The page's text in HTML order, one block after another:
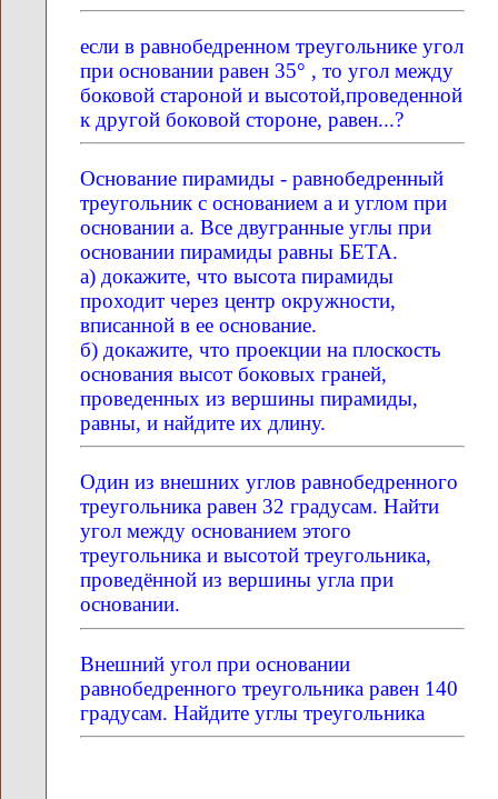
если в равнобедренном треугольнике угол
при основании равен 35° , то угол между
боковой староной и высотой,проведенной
к другой боковой стороне, равен...?
Основание пирамиды - равнобедренный
треугольник с основанием а и углом при
основании а. Все двугранные углы при
основании пирамиды равны БЕТА.
а) докажите, что высота пирамиды
проходит через центр окружности,
вписанной в ее основание.
б) докажите, что проекции на плоскость
основания высот боковых граней,
проведенных из вершины пирамиды,
равны, и найдите их длину.
Один из внешних углов равнобедренного
треугольника равен 32 градусам. Найти
угол между основанием этого
треугольника и высотой треугольника,
проведённой из вершины угла при
основании.
Внешний угол при основании
равнобедренного треугольника равен 140
градусам. Найдите углы треугольника